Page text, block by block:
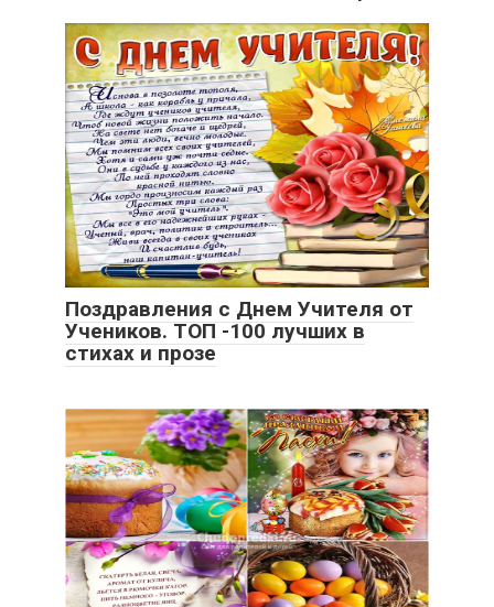
Поздравления с Днем Учителя от
Учеников. ТОП -100 лучших в
стихах и прозе